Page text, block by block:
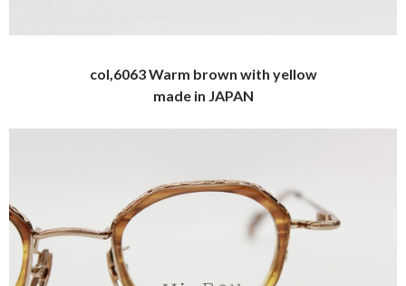
col,6063 Warm brown with yellow
made in JAPAN